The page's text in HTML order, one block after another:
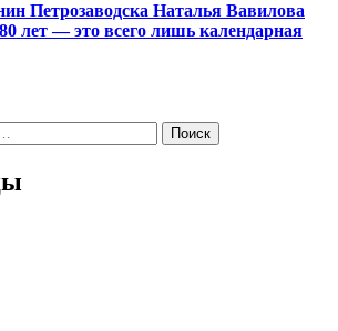
Петрозаводска Наталья Вавилова
лет — это всего лишь календарная